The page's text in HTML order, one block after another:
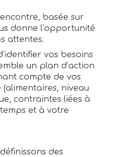
basée sur
donne l’opportunité
attentes.
vos besoins
un plan d’action
compte de vos
niveau
contraintes liées à
et à votre
des